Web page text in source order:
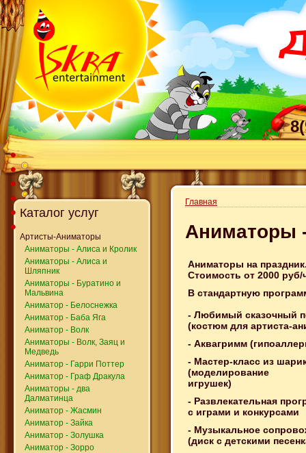
Каталог услуг
Артисты-Аниматоры
Аниматоры - Алиса и Кролик
Аниматоры - Алиса и
Шляпник
Аниматоры - Буратино и
Мальвина
Аниматор - Белоснежка
Аниматор - Баба Яга
Аниматор - Волк
Аниматоры - Волк, Заяц и
Медведь
Аниматор - Гарри Поттер
Аниматор - Граф Дракула
Аниматоры - два
Далматинца
Аниматор - Жасмин
Аниматор - Зайка
Аниматор - Золушка
Аниматор - Зорро
Главная
Аниматоры
Аниматоры на
Стоимость от 2000 руб/
В стандартную
- Любимый сказочный
(костюм для артиста-
- Аквагримм
- Мастер-класс из
(моделирование
игрушек)
- Развлекательная
с играми и конкурсами
- Музыкальное
(диск с детскими